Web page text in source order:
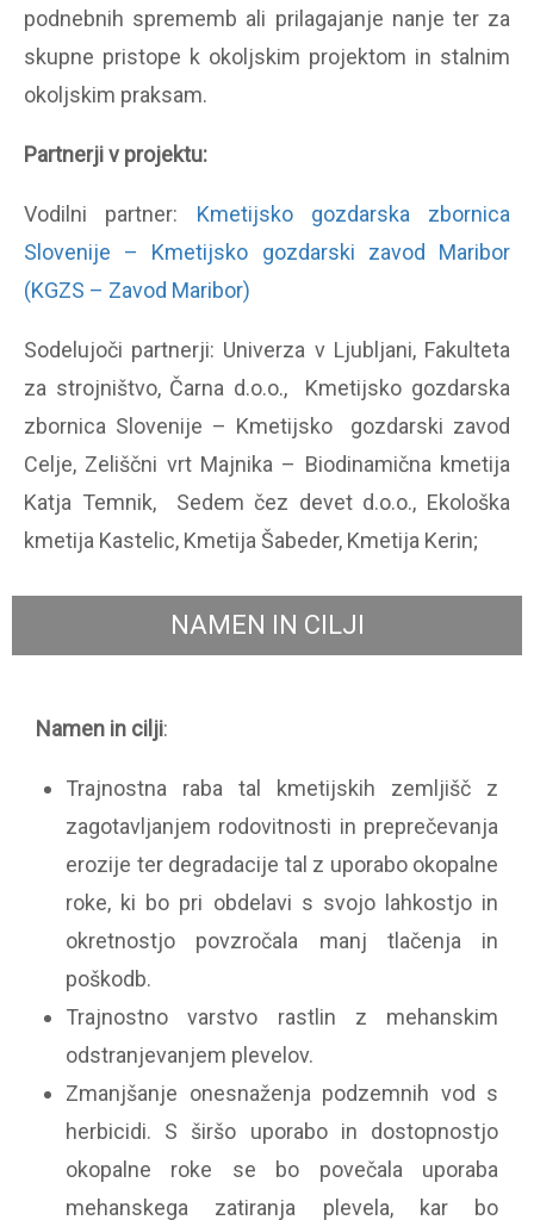
podnebnih sprememb ali prilagajanje nanje ter za
skupne pristope k okoljskim projektom in stalnim
okoljskim praksam.
Partnerji v projektu:
Vodilni partner: Kmetijsko gozdarska zbornica
Slovenije – Kmetijsko gozdarski zavod Maribor
(KGZS – Zavod Maribor)
Sodelujoči partnerji: Univerza v Ljubljani, Fakulteta
za strojništvo, Čarna d.o.o., Kmetijsko gozdarska
zbornica Slovenije – Kmetijsko gozdarski zavod
Celje, Zeliščni vrt Majnika – Biodinamična kmetija
Katja Temnik, Sedem čez devet d.o.o., Ekološka
kmetija Kastelic, Kmetija Šabeder, Kmetija Kerin;
NAMEN IN CILJI
Namen in cilji:
Trajnostna raba tal kmetijskih zemljišč z
zagotavljanjem rodovitnosti in preprečevanja
erozije ter degradacije tal z uporabo okopalne
roke, ki bo pri obdelavi s svojo lahkostjo in
okretnostjo povzročala manj tlačenja in
poškodb.
Trajnostno varstvo rastlin z mehanskim
odstranjevanjem plevelov.
Zmanjšanje onesnaženja podzemnih vod s
herbicidi. S širšo uporabo in dostopnostjo
okopalne roke se bo povečala uporaba
mehanskega zatiranja plevela, kar bo